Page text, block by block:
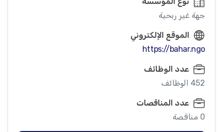
جهة غير ربحية
الموقع الإلكتروني
https://bahar.ngo
عدد الوظائف
452 الوظائف
عدد المناقصات
0 مناقصة